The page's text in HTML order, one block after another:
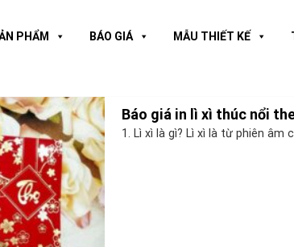
PHẨM BÁO GIÁ MẪU THIẾT KẾ
Báo giá in lì xì thúc nổi
1. Lì xì là gì? Lì xì là từ phiên âm